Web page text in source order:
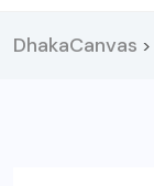
DhakaCanvas >